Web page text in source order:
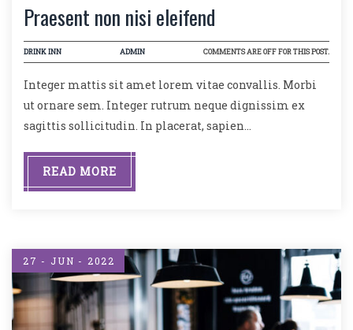
Praesent non nisi eleifend
DRINK INN ADMIN COMMENTS ARE OFF FOR THIS POST.
Integer mattis sit amet lorem vitae convallis. Morbi
ut ornare sem. Integer rutrum neque dignissim ex
sagittis sollicitudin. In placerat, sapien…
READ MORE
27 - JUN - 2022